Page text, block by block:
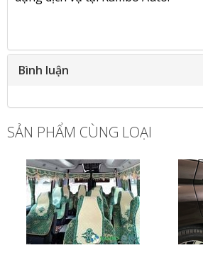
Bình luận
SẢN PHẨM CÙNG LOẠI